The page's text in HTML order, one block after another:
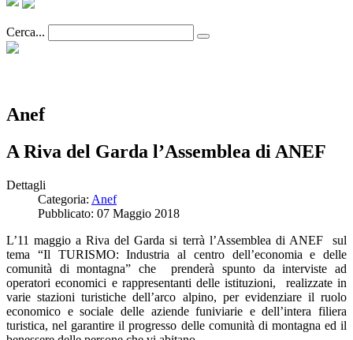
Cerca...
Anef
A Riva del Garda l’Assemblea di ANEF
Dettagli
Categoria: Anef
Pubblicato: 07 Maggio 2018
L’11 maggio a Riva del Garda si terrà l’Assemblea di ANEF sul
tema “Il TURISMO: Industria al centro dell’economia e delle
comunità di montagna” che prenderà spunto da interviste ad
operatori economici e rappresentanti delle istituzioni, realizzate in
varie stazioni turistiche dell’arco alpino, per evidenziare il ruolo
economico e sociale delle aziende funiviarie e dell’intera filiera
turistica, nel garantire il progresso delle comunità di montagna ed il